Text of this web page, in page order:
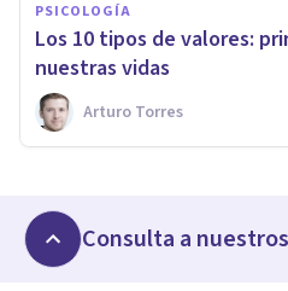
PSICOLOGÍA
Los 10 tipos de valores:
nuestras vidas
Arturo Torres
Consulta a